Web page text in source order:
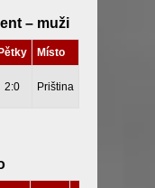
– muži
Pětky Místo
2:0 Priština